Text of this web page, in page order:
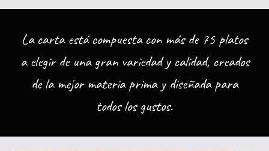
La carta está compuesta con más de 75 platos
a elegir de una gran variedad y calidad, creados
de la mejor materia prima y diseñada para
todos los gustos.